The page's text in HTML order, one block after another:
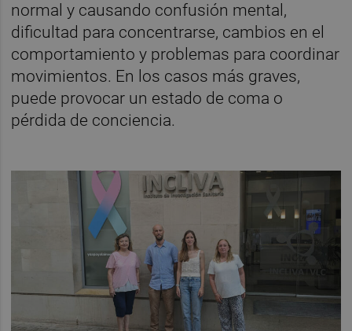
normal y causando confusión mental,
dificultad para concentrarse, cambios en el
comportamiento y problemas para coordinar
movimientos. En los casos más graves,
puede provocar un estado de coma o
pérdida de conciencia.